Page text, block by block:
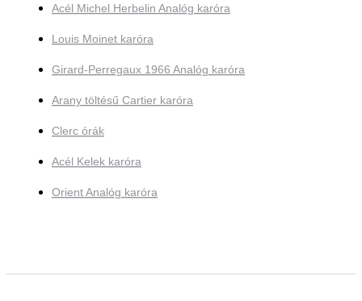
Acél Michel Herbelin Analóg karóra
Louis Moinet karóra
Girard-Perregaux 1966 Analóg karóra
Arany töltésű Cartier karóra
Clerc órák
Acél Kelek karóra
Orient Analóg karóra